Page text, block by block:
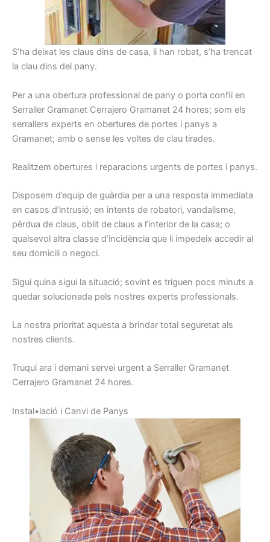
S’ha deixat les claus dins de casa, li han robat, s’ha trencat
la clau dins del pany.
Per a una obertura professional de pany o porta confiï en
Serraller Gramanet Cerrajero Gramanet 24 hores; som els
serrallers experts en obertures de portes i panys a
Gramanet; amb o sense les voltes de clau tirades.
Realitzem obertures i reparacions urgents de portes i panys.
Disposem d’equip de guàrdia per a una resposta immediata
en casos d’intrusió; en intents de robatori, vandalisme,
pèrdua de claus, oblit de claus a l’interior de la casa; o
qualsevol altra classe d’incidència que li impedeix accedir al
seu domicili o negoci.
Sigui quina sigui la situació; sovint es triguen pocs minuts a
quedar solucionada pels nostres experts professionals.
La nostra prioritat aquesta a brindar total seguretat als
nostres clients.
Truqui ara i demani servei urgent a Serraller Gramanet
Cerrajero Gramanet 24 hores.
Instal•lació i Canvi de Panys